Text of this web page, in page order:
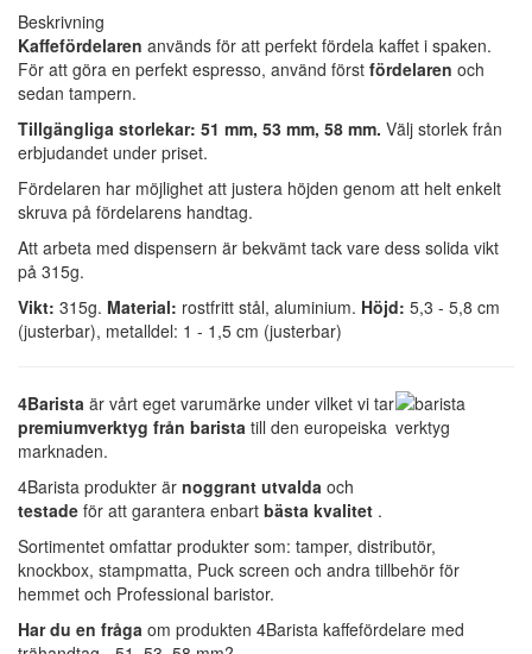
Beskrivning
Kaffefördelaren används för att perfekt fördela kaffet i spaken.
För att göra en perfekt espresso, använd först fördelaren och
sedan tampern.
Tillgängliga storlekar: 51 mm, 53 mm, 58 mm. Välj storlek från
erbjudandet under priset.
Fördelaren har möjlighet att justera höjden genom att helt enkelt
skruva på fördelarens handtag.
Att arbeta med dispensern är bekvämt tack vare dess solida vikt
på 315g.
Vikt: 315g. Material: rostfritt stål, aluminium. Höjd: 5,3 - 5,8 cm
(justerbar), metalldel: 1 - 1,5 cm (justerbar)
4Barista är vårt eget varumärke under vilket vi tar
premiumverktyg från barista till den europeiska
marknaden.
4Barista produkter är noggrant utvalda och
testade för att garantera enbart bästa kvalitet .
Sortimentet omfattar produkter som: tamper, distributör,
knockbox, stampmatta, Puck screen och andra tillbehör för
hemmet och Professional baristor.
Har du en fråga om produkten 4Barista kaffefördelare med